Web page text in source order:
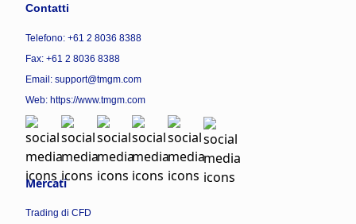
Contatti
Telefono: +61 2 8036 8388
Fax: +61 2 8036 8388
Email: support@tmgm.com
Web: https://www.tmgm.com
Mercati
Trading di CFD